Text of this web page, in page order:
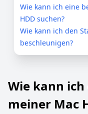
Wie kann ich eine
HDD suchen?
Wie kann ich den
beschleunigen?
Wie kann
meiner Mac